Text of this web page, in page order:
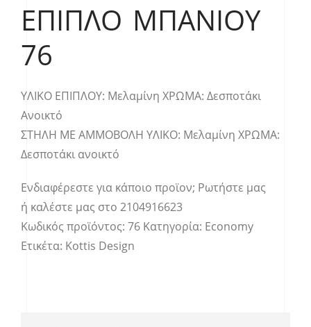
ΈΠΙΠΛΟ ΜΠΆΝΙΟΥ
76
YΛΙΚΟ ΕΠΙΠΛΟΥ: Μελαμίνη ΧΡΩΜΑ: Δεσποτάκι
Ανοικτό
ΣΤΗΛΗ ΜΕ ΑΜΜΟΒΟΛΗ YΛΙΚΟ: Μελαμίνη ΧΡΩΜΑ:
Δεσποτάκι ανοικτό
Ενδιαφέρεστε για κάποιο προϊον; Ρωτήστε μας
ή καλέστε μας στο 2104916623
Κωδικός προϊόντος: 76 Κατηγορία: Economy
Ετικέτα: Kottis Design